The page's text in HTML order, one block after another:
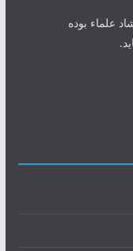
علماء بوده